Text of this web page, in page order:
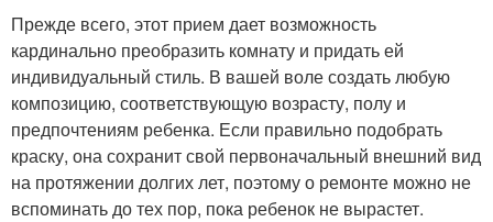
Прежде всего, этот прием дает возможность
кардинально преобразить комнату и придать ей
индивидуальный стиль. В вашей воле создать любую
композицию, соответствующую возрасту, полу и
предпочтениям ребенка. Если правильно подобрать
краску, она сохранит свой первоначальный внешний вид
на протяжении долгих лет, поэтому о ремонте можно не
вспоминать до тех пор, пока ребенок не вырастет.